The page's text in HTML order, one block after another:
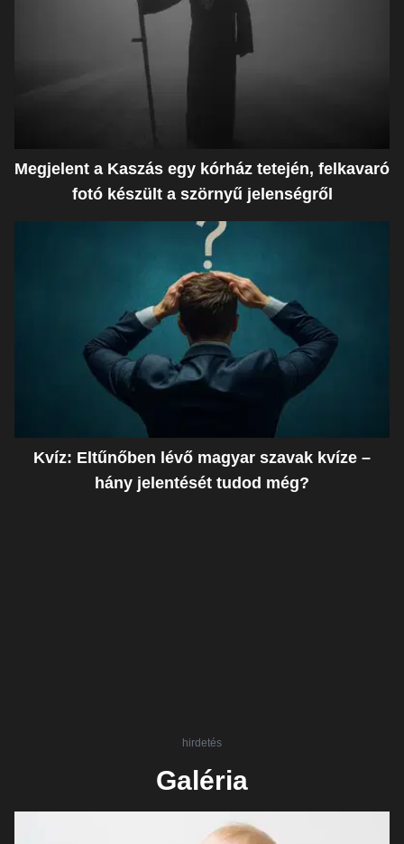
Megjelent a Kaszás egy kórház tetején, felkavaró
fotó készült a szörnyű jelenségről
Kvíz: Eltűnőben lévő magyar szavak kvíze –
hány jelentését tudod még?
hirdetés
Galéria